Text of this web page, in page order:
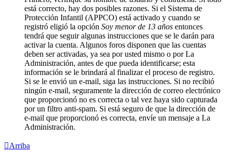
está correcto, hay dos posibles razones. Si el Sistema de
Protección Infantil (APPCO) está activado y cuando se
registró eligió la opción Soy menor de 13 años entonces
tendrá que seguir algunas instrucciones que se le darán para
activar la cuenta. Algunos foros disponen que las cuentas
deben ser activadas, ya sea por usted mismo o por La
Administración, antes de que pueda identificarse; esta
información se le brindará al finalizar el proceso de registro.
Si se le envió un e-mail, siga las instrucciones. Si no recibió
ningún e-mail, seguramente la dirección de correo electrónico
que proporcionó no es correcta o tal vez haya sido capturada
por un filtro anti-spam. Si está seguro de que la dirección de
e-mail que proporcionó es correcta, envíe un mensaje a La
Administración.
Arriba